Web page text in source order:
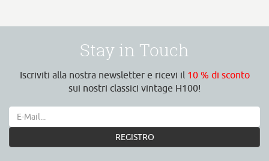
Stay in Touch
Iscriviti alla nostra newsletter e ricevi il 10 % di sconto
sui nostri classici vintage H100!
REGISTRO